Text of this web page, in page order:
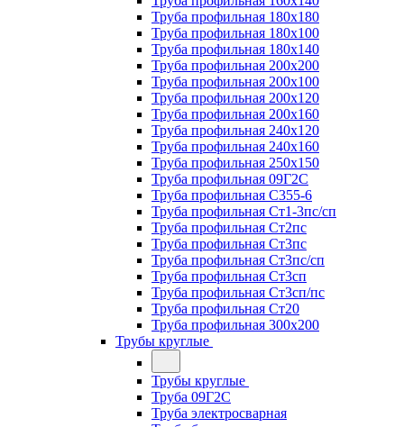
Труба профильная 180х180
Труба профильная 180х100
Труба профильная 180х140
Труба профильная 200х200
Труба профильная 200х100
Труба профильная 200х120
Труба профильная 200х160
Труба профильная 240х120
Труба профильная 240х160
Труба профильная 250х150
Труба профильная 09Г2С
Труба профильная С355-6
Труба профильная Ст1-3пс/сп
Труба профильная Ст2пс
Труба профильная Ст3пс
Труба профильная Ст3пс/сп
Труба профильная Ст3сп
Труба профильная Ст3сп/пс
Труба профильная Ст20
Труба профильная 300х200
Трубы круглые
Трубы круглые
Труба 09Г2С
Труба электросварная